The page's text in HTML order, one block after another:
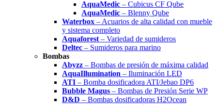
AquaMedic – Cubicus CF Qube
AquaMedic – Blenny Qube
Waterbox – Acuarios de alta calidad con mueble
y sistema completo
Aquaforest – Variedad de sumideros
Deltec – Sumideros para marino
Bombas
Abyzz – Bombas de presión de máxima calidad
AquaIllumination – Iluminación LED
ATI – Bomba dosificadora ATI/Jebao DP6
Bubble Magus – Bombas de Presión Serie WP
D&D – Bombas dosificadoras H2Ocean